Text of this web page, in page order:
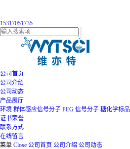
15317051735
公司首页
公司介绍
公司动态
产品展厅
环境 群体感应信号分子 PEG 信号分子 糖化学标品
证书荣誉
联系方式
在线留言
菜单 Close 公司首页 公司介绍 公司动态